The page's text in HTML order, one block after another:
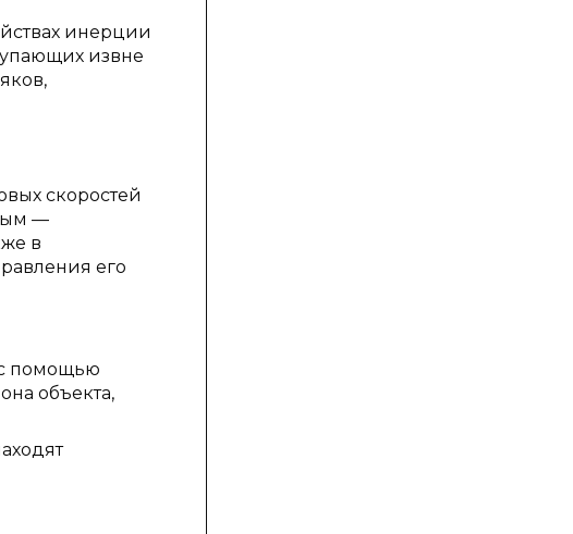
инерции
извне
скоростей
—
в
его
с помощью
объекта,